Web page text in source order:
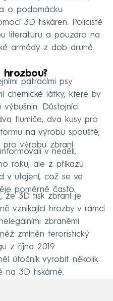
o podomácku
3D tiskáren. Policisté
literaturu a pouzdro na
armády z dob druhé
hrozbou?
pátracími psy
chemické látky, které by
Důstojníci
tlumiče, dva kusy pro
na výrobu spouště,
pro výrobu zbraní.
v neděli,
roku, ale z příkazu
v utajení, což se ve
poměrně často.
že 3D tisk zbraní je
vznikající hrozby v rámci
zbraněmi
zmíněn teroristický
z října 2019
útočník vyrobit několik
na 3D tiskárně.